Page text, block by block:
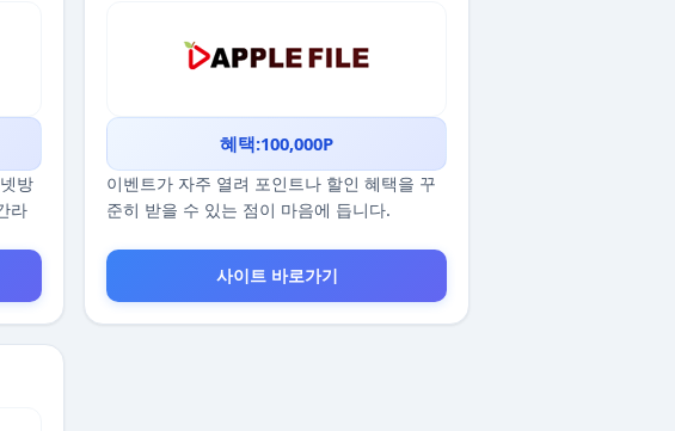
방
라
혜택:100,000P
이벤트가 자주 열려 포인트나 할인 혜택을 꾸
준히 받을 수 있는 점이 마음에 듭니다.
사이트 바로가기